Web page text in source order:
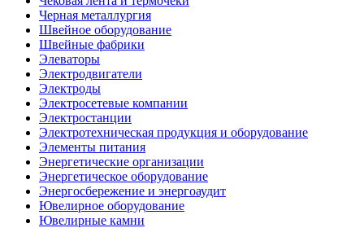
Черная металлургия
Швейное оборудование
Швейные фабрики
Элеваторы
Электродвигатели
Электроды
Электросетевые компании
Электростанции
Электротехническая продукция и оборудование
Элементы питания
Энергетические организации
Энергетическое оборудование
Энергосбережение и энергоаудит
Ювелирное оборудование
Ювелирные камни